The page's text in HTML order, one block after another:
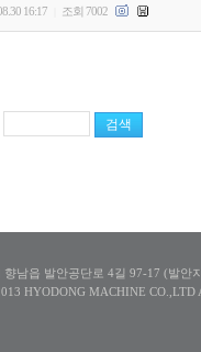
16:17 조회 7002
향남읍 발안공단로 4길 97-17 (발안
HYODONG MACHINE CO.,LTD